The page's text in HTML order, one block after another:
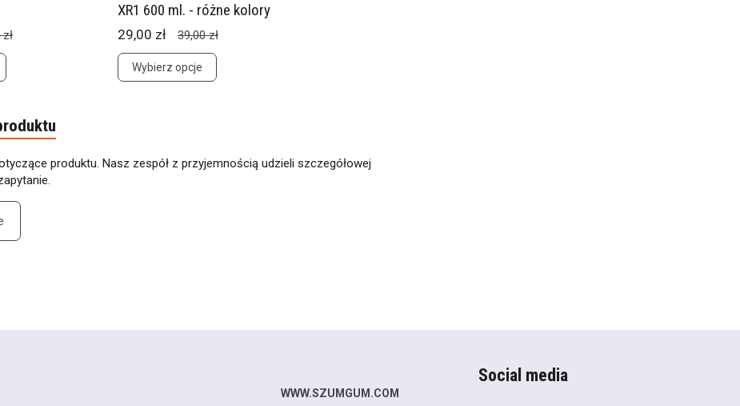
XR1 600 ml. - różne kolory
29,00 zł 39,00 zł
Wybierz opcje
produktu. Nasz zespół z przyjemnością udzieli szczegółowej
WWW.SZUMGUM.COM
Social media